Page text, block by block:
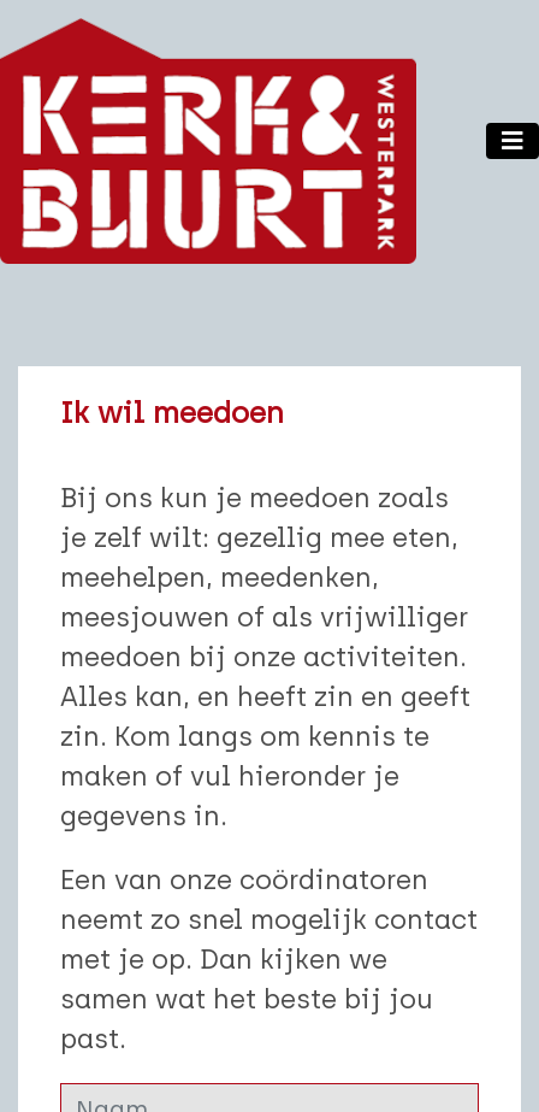
Ik wil meedoen
Bij ons kun je meedoen zoals
je zelf wilt: gezellig mee eten,
meehelpen, meedenken,
meesjouwen of als vrijwilliger
meedoen bij onze activiteiten.
Alles kan, en heeft zin en geeft
zin. Kom langs om kennis te
maken of vul hieronder je
gegevens in.
Een van onze coördinatoren
neemt zo snel mogelijk contact
met je op. Dan kijken we
samen wat het beste bij jou
past.